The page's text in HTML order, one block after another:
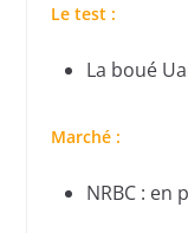
Le test :
La boué
Marché :
NRBC : en